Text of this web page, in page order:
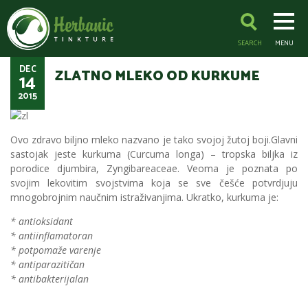
SEARCH MENU
DEC
14
2015
ZLATNO MLEKO OD KURKUME
Ovo zdravo biljno mleko nazvano je tako svojoj žutoj boji.Glavni
sastojak jeste kurkuma (Curcuma longa) – tropska biljka iz
porodice djumbira, Zyngibareaceae. Veoma je poznata po
svojim lekovitim svojstvima koja se sve češće potvrdjuju
mnogobrojnim naučnim istraživanjima. Ukratko, kurkuma je:
* antioksidant
* antiinflamatoran
* potpomaže varenje
* antiparazitičan
* antibakterijalan